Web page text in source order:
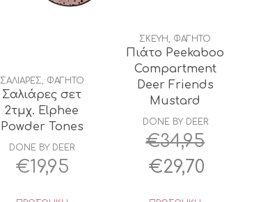
ΣΑΛΙΑΡΕΣ ΦΑΓΗΤΟ
Σαλιάρες σετ
2τμχ. Elphee
Powder Tones
DONE BY DEER
€19,95
ΣΚΕΥΗ ΦΑΓΗΤΟ
Πιάτο Peekaboo
Compartment
Deer Friends
Mustard
DONE BY DEER
€34,95
Original
€29,70Η